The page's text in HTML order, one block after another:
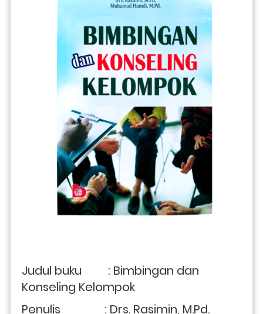
Judul buku         : Bimbingan dan
Konseling Kelompok
Penulis               : Drs. Rasimin, M.Pd.